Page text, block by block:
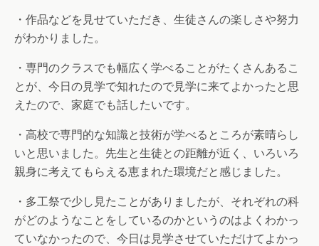
・作品などを見せていただき、生徒さんの楽しさや努力
がわかりました。
・専門のクラスでも幅広く学べることがたくさんあるこ
とが、今日の見学で知れたので見学に来てよかったと思
えたので、家庭でも話したいです。
・高校で専門的な知識と技術が学べるところが素晴らし
いと思いました。先生と生徒との距離が近く、いろいろ
親身に考えてもらえる恵まれた環境だと感じました。
・多工祭で少し見たことがありましたが、それぞれの科
がどのようなことをしているのかというのはよくわかっ
ていなかったので、今日は見学させていただけてよかっ